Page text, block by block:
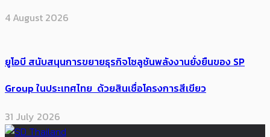
4 August 2026
ยูโอบี สนับสนุนการขยายธุรกิจโซลูชันพลังงานยั่งยืนของ SP
Group ในประเทศไทย ด้วยสินเชื่อโครงการสีเขียว
31 July 2026